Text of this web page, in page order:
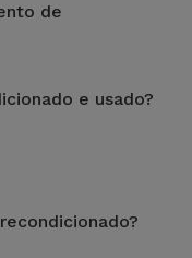
de
algum componente
vários e rigorosos
e usado?
para assegurar o
da iServices oferece
sido expostos em